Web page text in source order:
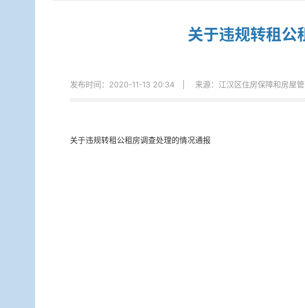
关于违规转租公
发布时间：2020-11-13 20:34 来源：江汉区住房保障和房屋
关于违规转租公租房调查处理的情况通报